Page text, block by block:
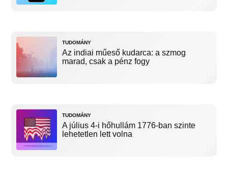
TUDOMÁNY
Az indiai műeső kudarca: a szmog
marad, csak a pénz fogy
TUDOMÁNY
A július 4-i hőhullám 1776-ban szinte
lehetetlen lett volna